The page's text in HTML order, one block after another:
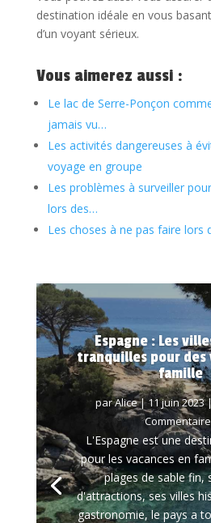
destination idéale en vous
d’un voyant sérieux.
Vous aimerez aussi :
Le lac de Serre-Ponçon
jamais vu…
Les activités dangereuses à
voyage en groupe
Les problèmes à surveiller
lors des…
Les choses à ne pas faire lors
Espagne : Les
tranquilles pour des
famille
parAlice|11 juin 2023
L'Espagne est une
pour les vacances en
plages de sable fin,
d'attractions, ses villes
gastronomie, le pays a